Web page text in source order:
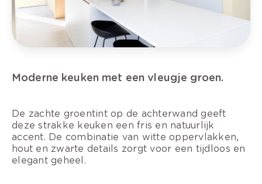
Moderne keuken met een vleugje groen.
De zachte groentint op de achterwand geeft
deze strakke keuken een fris en natuurlijk
accent. De combinatie van witte oppervlakken,
hout en zwarte details zorgt voor een tijdloos en
elegant geheel.